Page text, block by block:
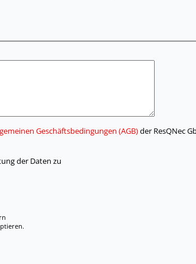
Geschäftsbedingungen (AGB)der ResQNec
der Daten zu